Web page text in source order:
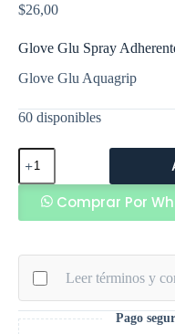
$26,00
Glove Glu Spray
Glove Glu Aquagrip
60 disponibles
Glove
Glu
Spray
Adherente
Aquagrip
Comprar Por
Leer términos y
Pago